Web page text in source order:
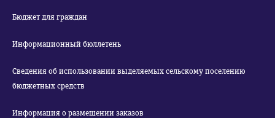
Бюджет для граждан
Информационный бюллетень
Сведения об использовании выделяемых сельскому поселению
бюджетных средств
Информация о размещении заказов